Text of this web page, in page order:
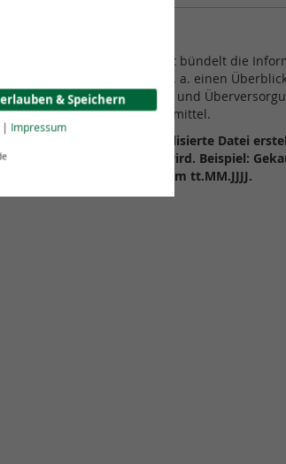
Das digitale Factsheet bündelt die
Vitamin A. Es bietet u. a. einen
die Folgen von Unter- und
ausgewählter Lebensmittel.
Es wird eine personalisierte Datei
Vorname generiert wird. Beispiel:
DGE-MedienService am tt.MM.JJJJ.
& Speichern
| Impressum